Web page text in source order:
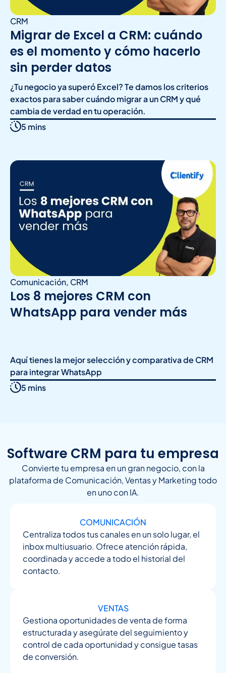
CRM
Migrar de Excel a CRM: cuándo
es el momento y cómo hacerlo
sin perder datos
¿Tu negocio ya superó Excel? Te damos los criterios
exactos para saber cuándo migrar a un CRM y qué
cambia de verdad en tu operación.
5 mins
Comunicación, CRM
Los 8 mejores CRM con
WhatsApp para vender más
Aquí tienes la mejor selección y comparativa de CRM
para integrar WhatsApp
5 mins
Software CRM para tu empresa
Convierte tu empresa en un gran negocio, con la
plataforma de Comunicación, Ventas y Marketing todo
en uno con IA.
COMUNICACIÓN
Centraliza todos tus canales en un solo lugar, el
inbox multiusuario. Ofrece atención rápida,
coordinada y accede a todo el historial del
contacto.
VENTAS
Gestiona oportunidades de venta de forma
estructurada y asegúrate del seguimiento y
control de cada oportunidad y consigue tasas
de conversión.